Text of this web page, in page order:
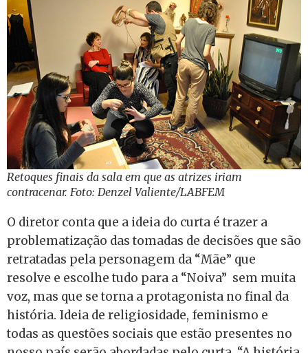
Retoques finais da sala em que as atrizes iriam
contracenar. Foto: Denzel Valiente/LABFEM
O diretor conta que a ideia do curta é trazer a
problematização das tomadas de decisões que são
retratadas pela personagem da “Mãe” que
resolve e escolhe tudo para a “Noiva” sem muita
voz, mas que se torna a protagonista no final da
história. Ideia de religiosidade, feminismo e
todas as questões sociais que estão presentes no